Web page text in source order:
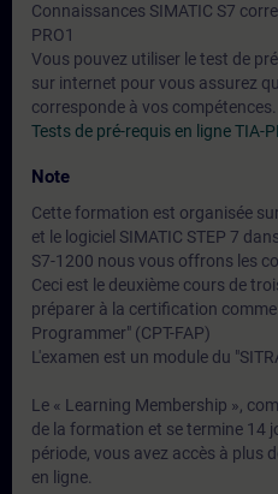
Connaissances SIMATIC S7
PRO1
Vous pouvez utiliser le test de
sur internet pour vous assurez
corresponde à vos compétences.
Tests de pré-requis en ligne TIA-
Note
Cette formation est organisée
et le logiciel SIMATIC STEP 7
S7-1200 nous vous offrons les
Ceci est le deuxième cours de
préparer à la certification comme
Programmer" (CPT-FAP)
L'examen est un module du
Le « Learning Membership »,
de la formation et se termine 14
période, vous avez accès à plus
en ligne.